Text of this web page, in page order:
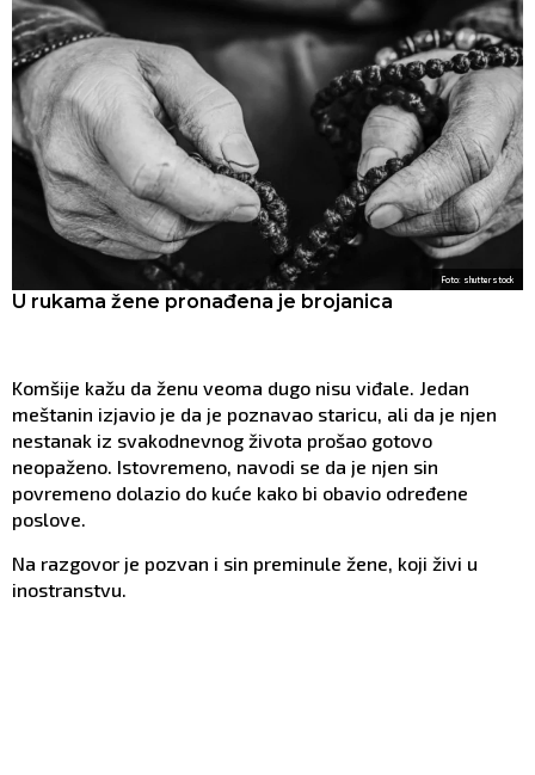
Foto: shutterstock
U rukama žene pronađena je brojanica
Komšije kažu da ženu veoma dugo nisu viđale. Jedan
meštanin izjavio je da je poznavao staricu, ali da je njen
nestanak iz svakodnevnog života prošao gotovo
neopaženo. Istovremeno, navodi se da je njen sin
povremeno dolazio do kuće kako bi obavio određene
poslove.
Na razgovor je pozvan i sin preminule žene, koji živi u
inostranstvu.